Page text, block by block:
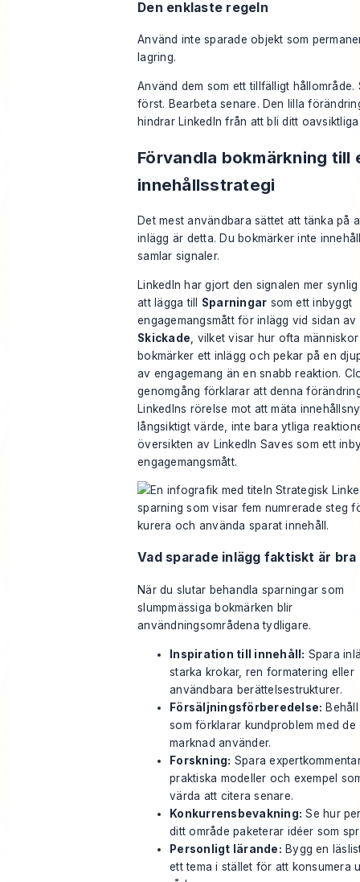
Den enklaste regeln
Använd inte sparade objekt som
lagring.
Använd dem som ett tillfälligt hållområde.
först. Bearbeta senare. Den lilla
hindrar LinkedIn från att bli ditt
Förvandla bokmärkning till
innehållsstrategi
Det mest användbara sättet att tänka på
inlägg är detta. Du bokmärker inte
samlar signaler.
LinkedIn har gjort den signalen mer
att lägga till Sparningar som ett inbyggt
engagemangsmått för inlägg vid sidan av
Skickade , vilket visar hur ofta människor
bokmärker ett inlägg och pekar på en
av engagemang än en snabb reaktion.
genomgång förklarar att denna
LinkedIns rörelse mot att mäta
långsiktigt värde, inte bara ytliga
översikten av LinkedIn Saves som ett
engagemangsmått.
Vad sparade inlägg faktiskt är
När du slutar behandla sparningar som
slumpmässiga bokmärken blir
användningsområdena tydligare.
Inspiration till innehåll: Spara
starka krokar, ren formatering eller
användbara berättelsestrukturer.
Försäljningsförberedelse:
som förklarar kundproblem med de
marknad använder.
Forskning: Spara
praktiska modeller och exempel
värda att citera senare.
Konkurrensbevakning: Se hur
ditt område paketerar idéer som
Personligt lärande: Bygg en
ett tema i stället för att konsumera